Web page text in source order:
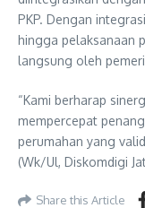
PKP. Dengan
hingga pelaksanaan
langsung oleh
“Kami berharap
mempercepat
perumahan yang
(Wk/Ul, Diskomdigi
Share this Article